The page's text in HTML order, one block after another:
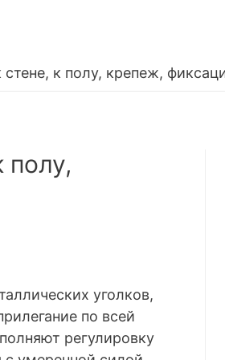
стене, к полу, крепеж,
полу,
уголков,
по всей
регулировку